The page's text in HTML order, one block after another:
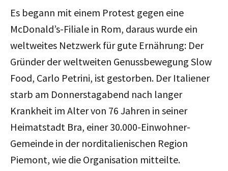
Es begann mit einem Protest gegen eine
McDonald’s-Filiale in Rom, daraus wurde ein
weltweites Netzwerk für gute Ernährung: Der
Gründer der weltweiten Genussbewegung Slow
Food, Carlo Petrini, ist gestorben. Der Italiener
starb am Donnerstagabend nach langer
Krankheit im Alter von 76 Jahren in seiner
Heimatstadt Bra, einer 30.000-Einwohner-
Gemeinde in der norditalienischen Region
Piemont, wie die Organisation mitteilte.